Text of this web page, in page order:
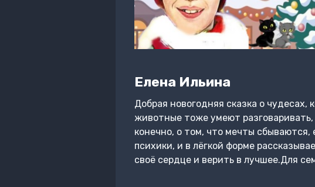
Елена Ильина
Добрая новогодняя сказка о
животные тоже умеют
конечно, о том, что мечты сбываются,
психики, и в лёгкой форме
своё сердце и верить в лучшее.Для